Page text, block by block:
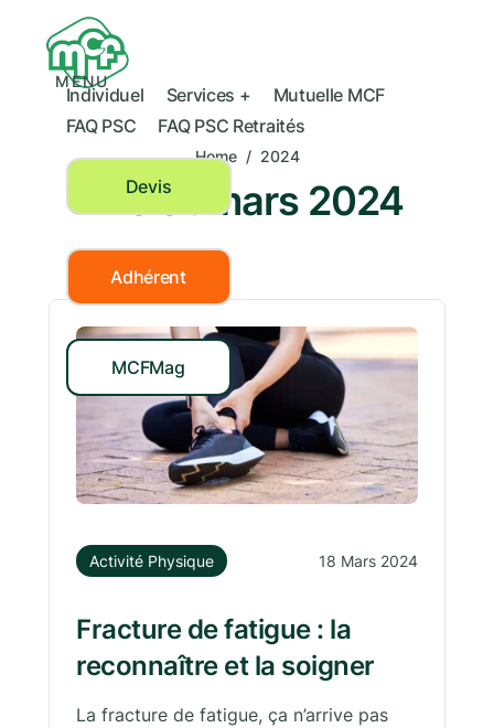
MENU
Individuel Services +
Mutuelle MCF
FAQ PSC
FAQ PSC Retraités
Devis
Adhérent
MCFMag
Home / 2024
Mois :mars 2024
Activité Physique 18 Mars 2024
Fracture de fatigue : la
reconnaître et la soigner
La fracture de fatigue, ça n’arrive pas